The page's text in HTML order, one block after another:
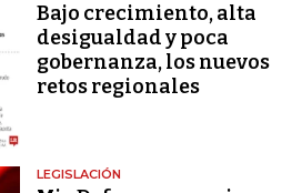
Bajo crecimiento, alta
desigualdad y poca
gobernanza, los nuevos
retos regionales
LEGISLACIÓN